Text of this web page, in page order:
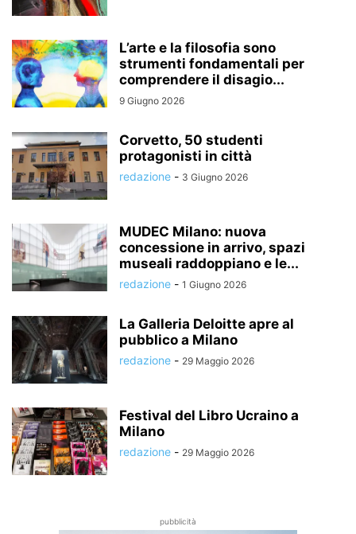
L’arte e la filosofia sono
strumenti fondamentali per
comprendere il disagio...
9 Giugno 2026
Corvetto, 50 studenti
protagonisti in città
redazione - 3 Giugno 2026
MUDEC Milano: nuova
concessione in arrivo, spazi
museali raddoppiano e le...
redazione - 1 Giugno 2026
La Galleria Deloitte apre al
pubblico a Milano
redazione - 29 Maggio 2026
Festival del Libro Ucraino a
Milano
redazione - 29 Maggio 2026
pubblicità